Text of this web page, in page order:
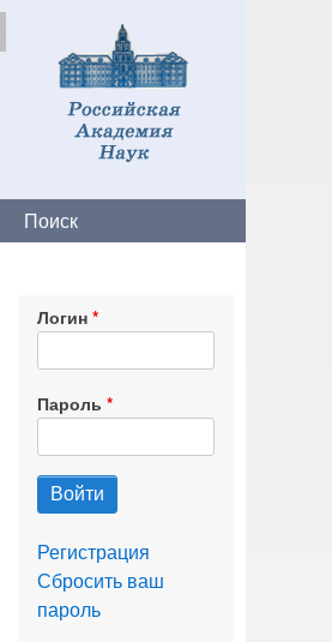
Поиск
Логин
Пароль
Регистрация
Сбросить ваш
пароль